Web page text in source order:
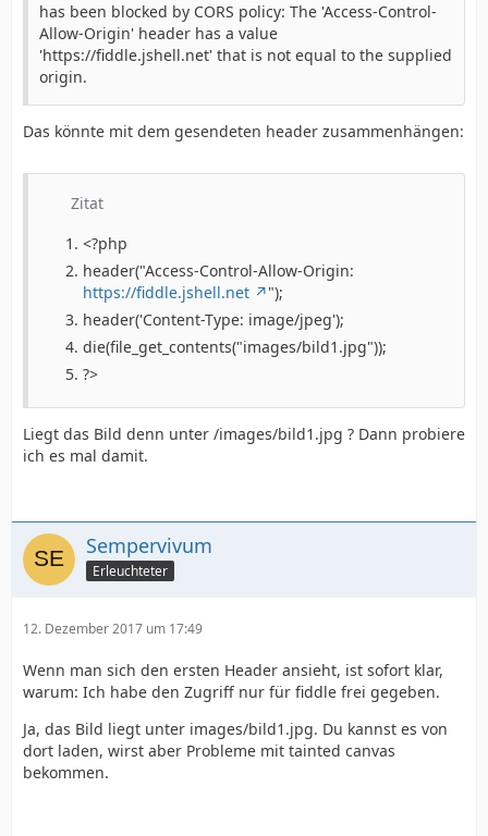
has been blocked by CORS policy: The 'Access-Control-
Allow-Origin' header has a value
'https://fiddle.jshell.net' that is not equal to the supplied
origin.
Das könnte mit dem gesendeten header zusammenhängen:
Zitat
<?php
header("Access-Control-Allow-Origin:
https://fiddle.jshell.net
");
header('Content-Type: image/jpeg');
die(file_get_contents("images/bild1.jpg"));
?>
Liegt das Bild denn unter /images/bild1.jpg ? Dann probiere
ich es mal damit.
Sempervivum
Erleuchteter
12. Dezember 2017 um 17:49
Wenn man sich den ersten Header ansieht, ist sofort klar,
warum: Ich habe den Zugriff nur für fiddle frei gegeben.
Ja, das Bild liegt unter images/bild1.jpg. Du kannst es von
dort laden, wirst aber Probleme mit tainted canvas
bekommen.